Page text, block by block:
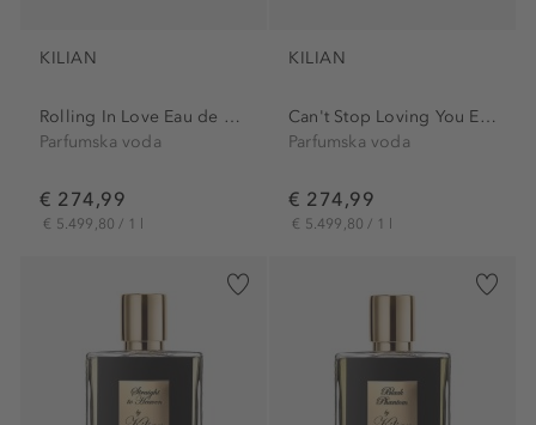
KILIAN
Rolling In Love Eau de Parfum
Parfumska voda
€ 274,99
€ 5.499,80 / 1 l
KILIAN
Can't Stop Loving You Eau...
Parfumska voda
€ 274,99
€ 5.499,80 / 1 l